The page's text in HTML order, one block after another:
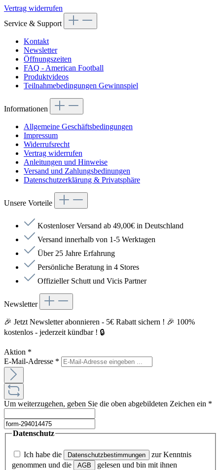
Vertrag widerrufen
Service & Support
Kontakt
Newsletter
Öffnungszeiten
FAQ - American Football
Produktvideos
Teilnahmebedingungen Gewinnspiel
Informationen
Allgemeine Geschäftsbedingungen
Impressum
Widerrufsrecht
Vertrag widerrufen
Anleitungen und Hinweise
Versand und Zahlungsbedinungen
Datenschutzerklärung & Privatsphäre
Unsere Vorteile
Kostenloser Versand ab 49,00€ in Deutschland
Versand innerhalb von 1-5 Werktagen
Über 25 Jahre Erfahrung
Persönliche Beratung in 4 Stores
Offizieller Schutt und Vicis Partner
Newsletter
🎉 Jetzt Newsletter abonnieren - 5€ Rabatt sichern ! 🎉 100%
kostenlos - jederzeit kündbar ! 🔒
Aktion *
E-Mail-Adresse *
Um weiterzugehen, geben Sie die oben abgebildeten Zeichen ein *
Datenschutz
Ich habe die Datenschutzbestimmungen
zur Kenntnis
genommen und die
AGB
gelesen und bin mit ihnen